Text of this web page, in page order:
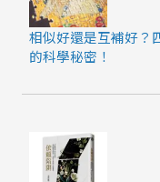
相似好還是互補好？
的科學秘密！